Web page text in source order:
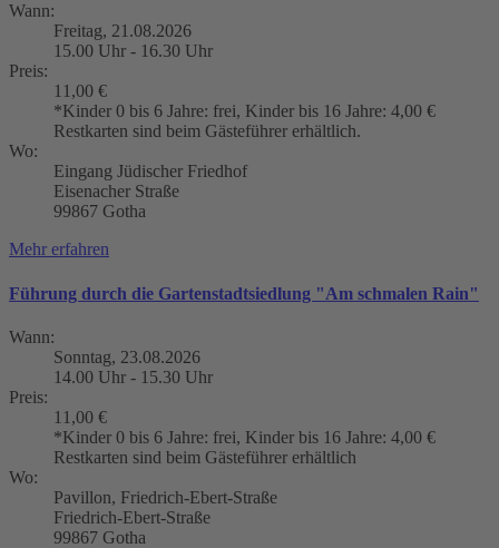
Wann:
Freitag, 21.08.2026
15.00 Uhr - 16.30 Uhr
Preis:
11,00 €
*Kinder 0 bis 6 Jahre: frei, Kinder bis 16 Jahre: 4,00 €
Restkarten sind beim Gästeführer erhältlich.
Wo:
Eingang Jüdischer Friedhof
Eisenacher Straße
99867 Gotha
Mehr erfahren
Führung durch die Gartenstadtsiedlung "Am schmalen Rain"
Wann:
Sonntag, 23.08.2026
14.00 Uhr - 15.30 Uhr
Preis:
11,00 €
*Kinder 0 bis 6 Jahre: frei, Kinder bis 16 Jahre: 4,00 €
Restkarten sind beim Gästeführer erhältlich
Wo:
Pavillon, Friedrich-Ebert-Straße
Friedrich-Ebert-Straße
99867 Gotha